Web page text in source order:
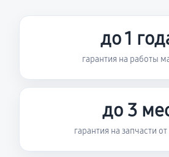
до 1
гарантия на работы
до 3
гарантия на запчасти